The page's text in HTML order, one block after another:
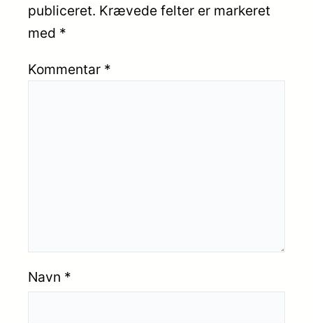
publiceret. Krævede felter er markeret
med *
Kommentar *
Navn *